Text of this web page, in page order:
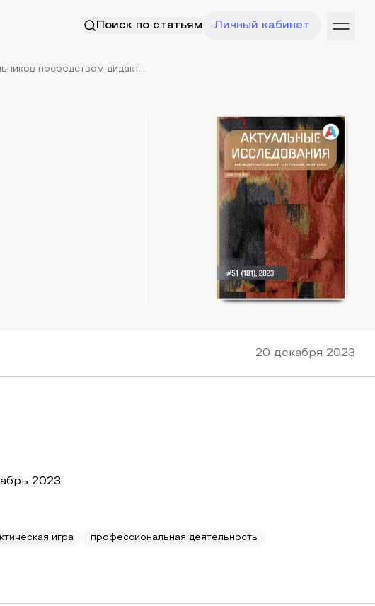
Поиск по статьям Личный кабинет
посредством дидакт...
20 декабря 2023
2023
игра профессиональная деятельность